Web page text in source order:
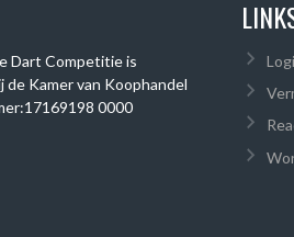
Dart Competitie is
Kamer van Koophandel
17169198 0000